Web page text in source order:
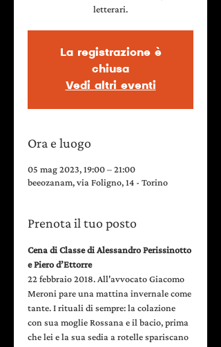
letterari.
La registrazione è
chiusa
Vedi altri eventi
Ora e luogo
05 mag 2023, 19:00 – 21:00
beeozanam, via Foligno, 14 - Torino
Prenota il tuo posto
Cena di Classe di Alessandro Perissinotto
e Piero d’Ettorre
22 febbraio 2018. All'avvocato Giacomo
Meroni pare una mattina invernale come
tante. I rituali di sempre: la colazione
con sua moglie Rossana e il bacio, prima
che lei e la sua sedia a rotelle spariscano